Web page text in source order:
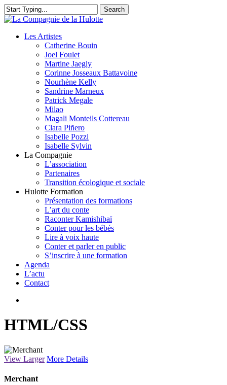
Skip
to
content
Search
Close
search
Menu
Les Artistes
Catherine Bouin
Joel Foulet
Martine Jaegly
Corinne Josseaux Battavoine
Nourhène Kelly
Sandrine Marneux
Patrick Megale
Milao
Magali Monteils Cottereau
Clara Piñero
Isabelle Pozzi
Isabelle Sylvin
La Compagnie
L’association
Partenaires
Transition écologique et sociale
Hulotte Formation
Présentation des formations
L’art du conte
Raconter Kamishibaï
Conter pour les bébés
Lire à voix haute
Conter et parler en public
S’inscrire à une formation
Agenda
L’actu
Contact
HTML/CSS
View Larger More Details
Merchant